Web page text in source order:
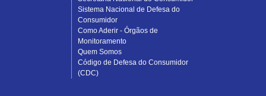
Sistema Nacional de Defesa do
Consumidor
Como Aderir - Órgãos de
Monitoramento
Quem Somos
Código de Defesa do Consumidor
(CDC)